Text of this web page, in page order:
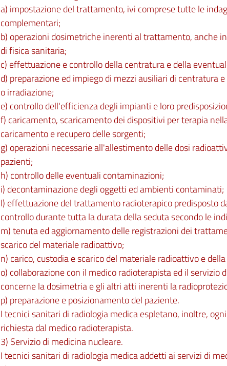
a) impostazione del trattamento, ivi comprese tutte le
complementari;
b) operazioni dosimetriche inerenti al trattamento, anche
di fisica sanitaria;
c) effettuazione e controllo della centratura e della
d) preparazione ed impiego di mezzi ausiliari di centratura
o irradiazione;
e) controllo dell'efficienza degli impianti e loro
f) caricamento, scaricamento dei dispositivi per terapia
caricamento e recupero delle sorgenti;
g) operazioni necessarie all'allestimento delle dosi
pazienti;
h) controllo delle eventuali contaminazioni;
i) decontaminazione degli oggetti ed ambienti contaminati;
l) effettuazione del trattamento radioterapico predisposto
controllo durante tutta la durata della seduta secondo le
m) tenuta ed aggiornamento delle registrazioni dei
scarico del materiale radioattivo;
n) carico, custodia e scarico del materiale radioattivo e
o) collaborazione con il medico radioterapista ed il servizio
concerne la dosimetria e gli altri atti inerenti la
p) preparazione e posizionamento del paziente.
I tecnici sanitari di radiologia medica espletano, inoltre,
richiesta dal medico radioterapista.
3) Servizio di medicina nucleare.
I tecnici sanitari di radiologia medica addetti ai servizi di